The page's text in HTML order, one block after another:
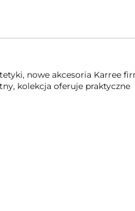
nowe akcesoria Karree
kolekcja oferuje praktyczne